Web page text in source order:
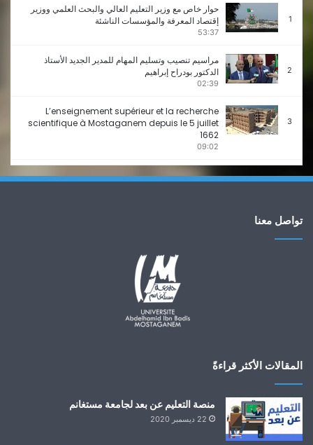
1
حوار خاص مع وزير التعليم العالي والبحث العلمي ووزير
إقتصاد المعرفة والمؤسسات الناشئة
53:37
2
مراسيم تنصيب وتسليم المهام للمدير الجديد الأستاذ
الدكتور بودراح إبراهيم
02:39
3
L’enseignement supérieur et la recherche
scientifique à Mostaganem depuis le 5 juillet
1662
09:02
4
حملة تحسيسية للتلقيح ضدد فيروس كورونا
المعرض الوطني الأول للابتكار و المقاولاتية والتشغيل
8
02:40:14
تواصل معنا
المقالات الأكثر قراءةً
منصة التعليم عن بعد لجامعة مستغانم
22 ديسمبر 2020